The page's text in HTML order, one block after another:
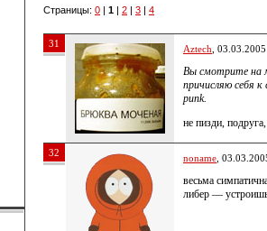
Страницы: 0 | 1 | 2 | 3 | 4
31 Aztech ,
Вы смотрите на
причисляю себя
punk.
не пизди,
32 noname ,
весьма
либер —